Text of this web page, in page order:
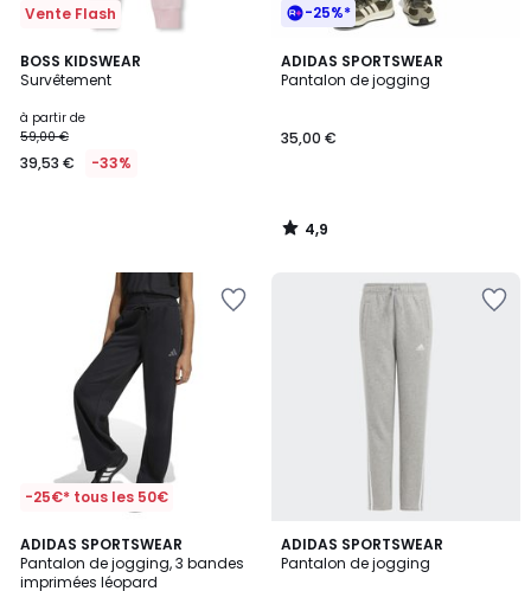
Vente Flash
BOSS KIDSWEAR
Survêtement
à partir de
59,00 €
39,53 € -33%
-25%*
ADIDAS SPORTSWEAR
Pantalon de jogging
35,00 €
4,9
/ 5
4,9
/
-25€* tous les 50€
ADIDAS SPORTSWEAR
Pantalon de jogging, 3 bandes
imprimées léopard
ADIDAS SPORTSWEAR
Pantalon de jogging
4,6
/ 5